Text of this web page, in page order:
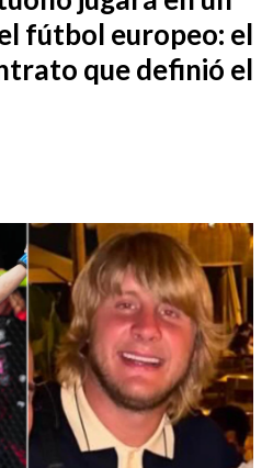
fútbol europeo: el
que definió el